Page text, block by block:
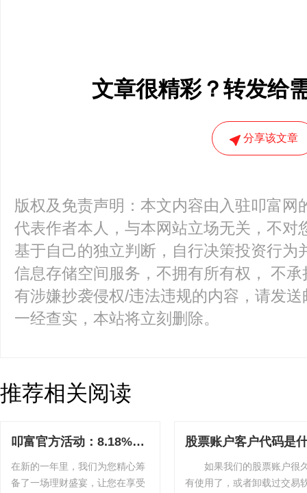
文章很精彩？转发给
分享该文章
版权及免责声明：本文内容由入驻叩富网
代表作者本人，与本网站立场无关，不对
基于自己的独立判断，自行决策投资行为
信息存储空间服务，不拥有所有权， 不
有涉嫌抄袭侵权/违法违规的内容，请发
一经查实，本站将立刻删除。
推荐相关阅读
叩富官方活动：8.18%专
享理财券 + 200元官方补
贴，限时疯抢！
在新的一年里，我们为您精心筹
备了一场理财盛宴，让您在享受
股票账户客户代码是
意思？股票账户客户
的含义
如果我们的股票账户很
有使用了，或者卸载过交易